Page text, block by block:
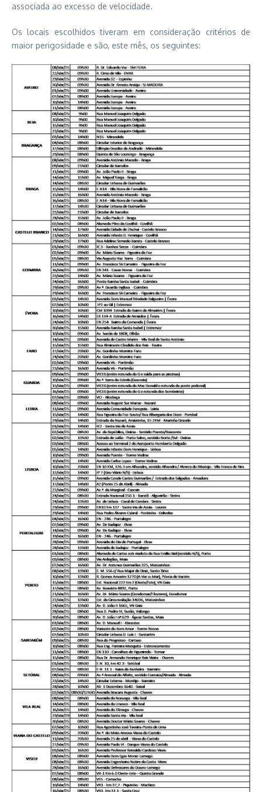
associada ao excesso de velocidade.
Os locais escolhidos tiveram em consideração critérios de
maior perigosidade e são, este mês, os seguintes: